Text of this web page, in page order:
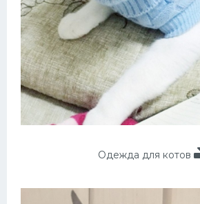
Одежда для котов